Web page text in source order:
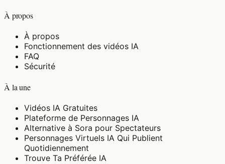
À propos
À propos
Fonctionnement des vidéos IA
FAQ
Sécurité
À la une
Vidéos IA Gratuites
Plateforme de Personnages IA
Alternative à Sora pour Spectateurs
Personnages Virtuels IA Qui Publient
Quotidiennement
Trouve Ta Préférée IA